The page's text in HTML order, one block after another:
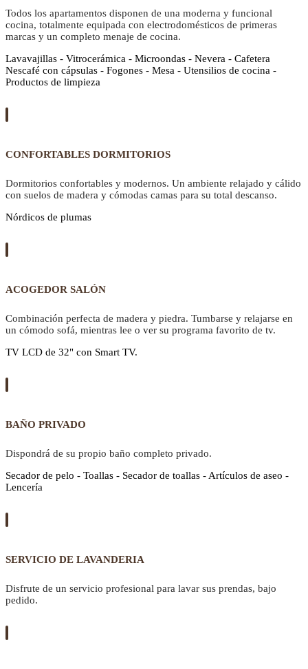
Todos los apartamentos disponen de una moderna y funcional
cocina, totalmente equipada con electrodomésticos de primeras
marcas y un completo menaje de cocina.
Lavavajillas - Vitrocerámica - Microondas - Nevera - Cafetera
Nescafé con cápsulas - Fogones - Mesa - Utensilios de cocina -
Productos de limpieza
CONFORTABLES DORMITORIOS
Dormitorios confortables y modernos. Un ambiente relajado y cálido
con suelos de madera y cómodas camas para su total descanso.
Nórdicos de plumas
ACOGEDOR SALÓN
Combinación perfecta de madera y piedra. Tumbarse y relajarse en
un cómodo sofá, mientras lee o ver su programa favorito de tv.
TV LCD de 32" con Smart TV.
BAÑO PRIVADO
Dispondrá de su propio baño completo privado.
Secador de pelo - Toallas - Secador de toallas - Artículos de aseo -
Lencería
SERVICIO DE LAVANDERIA
Disfrute de un servicio profesional para lavar sus prendas, bajo
pedido.